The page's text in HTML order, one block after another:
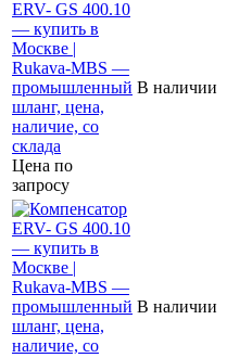
Цена по
запросу
В наличии
В наличии